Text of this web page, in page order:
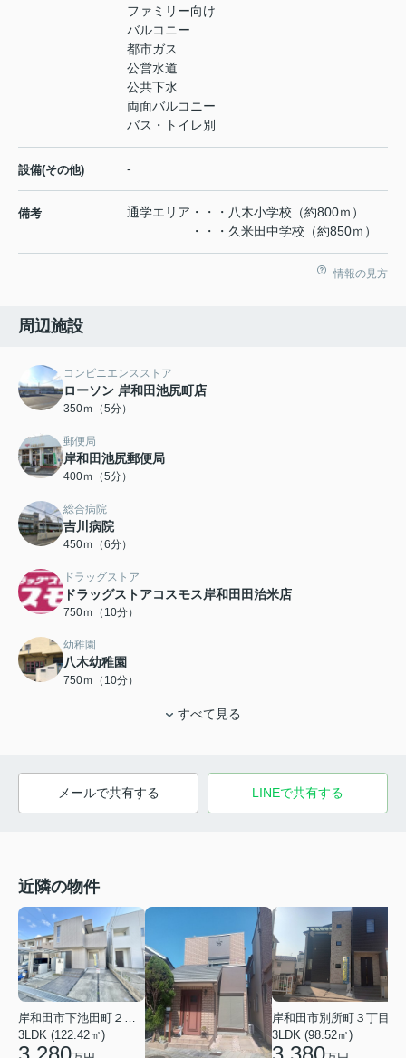
ファミリー向け
バルコニー
都市ガス
公営水道
公共下水
両面バルコニー
バス・トイレ別
設備(その他) -
備考
通学エリア・・・八木小学校（約800ｍ）
・・・久米田中学校（約850ｍ）
情報の見方
周辺施設
コンビニエンスストア
ローソン 岸和田池尻町店
350ｍ（5分）
郵便局
岸和田池尻郵便局
400ｍ（5分）
総合病院
吉川病院
450ｍ（6分）
ドラッグストア
ドラッグストアコスモス岸和田田治米店
750ｍ（10分）
幼稚園
八木幼稚園
750ｍ（10分）
すべて見る
メールで共有する LINEで共有する
近隣の物件
3LDK (122.42㎡)
岸和田市別所町３丁目
3LDK (98.52㎡)